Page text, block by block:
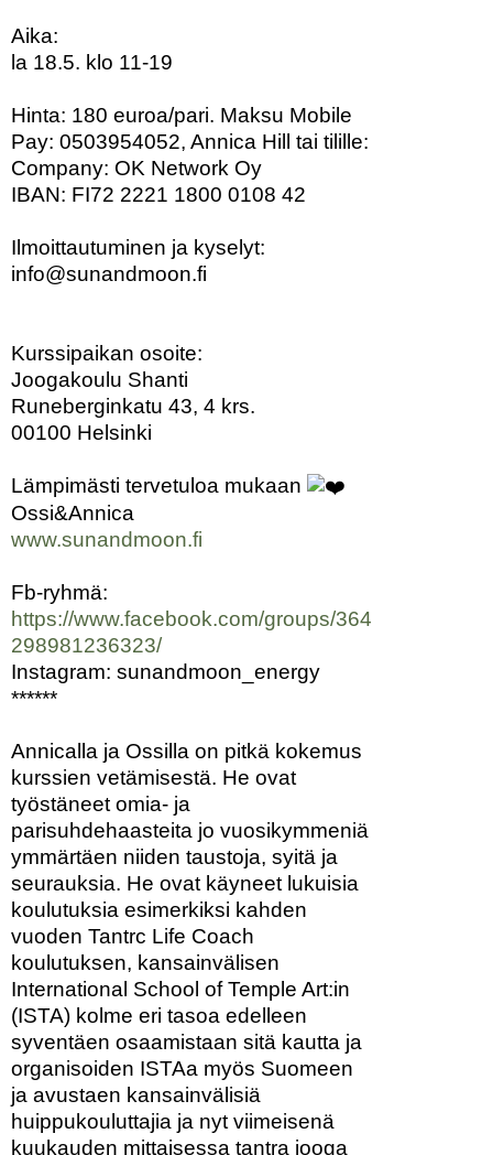
Aika:
la 18.5. klo 11-19
Hinta: 180 euroa/pari. Maksu Mobile
Pay: 0503954052, Annica Hill tai tilille:
Company: OK Network Oy
IBAN: FI72 2221 1800 0108 42
Ilmoittautuminen ja kyselyt:
info@sunandmoon.fi
Kurssipaikan osoite:
Joogakoulu Shanti
Runeberginkatu 43, 4 krs.
00100 Helsinki
Lämpimästi tervetuloa mukaan
Ossi&Annica
www.sunandmoon.fi
Fb-ryhmä:
https://www.facebook.com/groups/364
298981236323/
Instagram: sunandmoon_energy
******
Annicalla ja Ossilla on pitkä kokemus
kurssien vetämisestä. He ovat
työstäneet omia- ja
parisuhdehaasteita jo vuosikymmeniä
ymmärtäen niiden taustoja, syitä ja
seurauksia. He ovat käyneet lukuisia
koulutuksia esimerkiksi kahden
vuoden Tantrc Life Coach
koulutuksen, kansainvälisen
International School of Temple Art:in
(ISTA) kolme eri tasoa edelleen
syventäen osaamistaan sitä kautta ja
organisoiden ISTAa myös Suomeen
ja avustaen kansainvälisiä
huippukouluttajia ja nyt viimeisenä
kuukauden mittaisessa tantra jooga